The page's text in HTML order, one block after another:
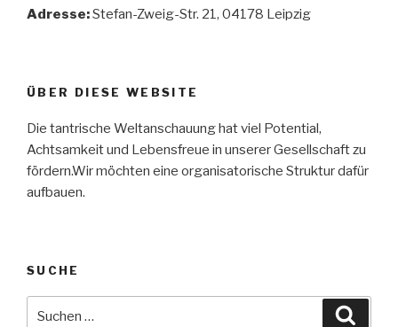
Adresse:Stefan-Zweig-Str. 21, 04178 Leipzig
ÜBER DIESE WEBSITE
Die tantrische Weltanschauung hat viel Potential,
Achtsamkeit und Lebensfreue in unserer Gesellschaft zu
fördern.Wir möchten eine organisatorische Struktur dafür
aufbauen.
SUCHE